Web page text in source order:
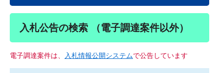
入札公告の検索 （電子調達案件以外）
電子調達案件は、 入札情報公開システムで公告しています